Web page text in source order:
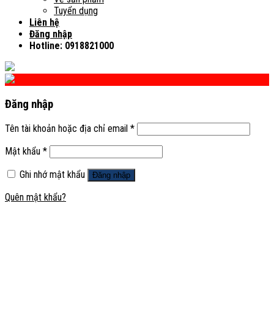
Tuyển dụng
Liên hệ
Đăng nhập
Hotline: 0918821000
Đăng nhập
Tên tài khoản hoặc địa chỉ email *
Mật khẩu *
Ghi nhớ mật khẩu
Đăng nhập
Quên mật khẩu?